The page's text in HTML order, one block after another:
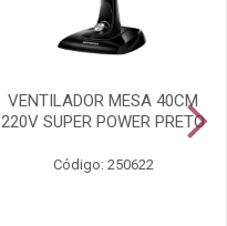
VENTILADOR MESA 40CM
220V SUPER POWER PRETO
Código: 250622